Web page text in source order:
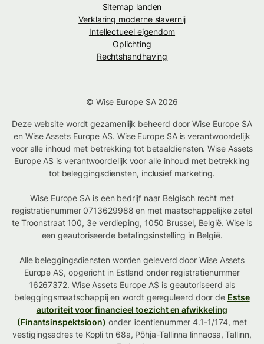
Sitemap landen
Verklaring moderne slavernij
Intellectueel eigendom
Oplichting
Rechtshandhaving
© Wise Europe SA 2026
Deze website wordt gezamenlijk beheerd door Wise Europe SA
en Wise Assets Europe AS. Wise Europe SA is verantwoordelijk
voor alle inhoud met betrekking tot betaaldiensten. Wise Assets
Europe AS is verantwoordelijk voor alle inhoud met betrekking
tot beleggingsdiensten, inclusief marketing.
Wise Europe SA is een bedrijf naar Belgisch recht met
registratienummer 0713629988 en met maatschappelijke zetel
te Troonstraat 100, 3e verdieping, 1050 Brussel, België. Wise is
een geautoriseerde betalingsinstelling in België.
Alle beleggingsdiensten worden geleverd door Wise Assets
Europe AS, opgericht in Estland onder registratienummer
16267372. Wise Assets Europe AS is geautoriseerd als
beleggingsmaatschappij en wordt gereguleerd door de Estse
autoriteit voor financieel toezicht en afwikkeling
(Finantsinspektsioon) onder licentienummer 4.1-1/174, met
vestigingsadres te Kopli tn 68a, Põhja-Tallinna linnaosa, Tallinn,